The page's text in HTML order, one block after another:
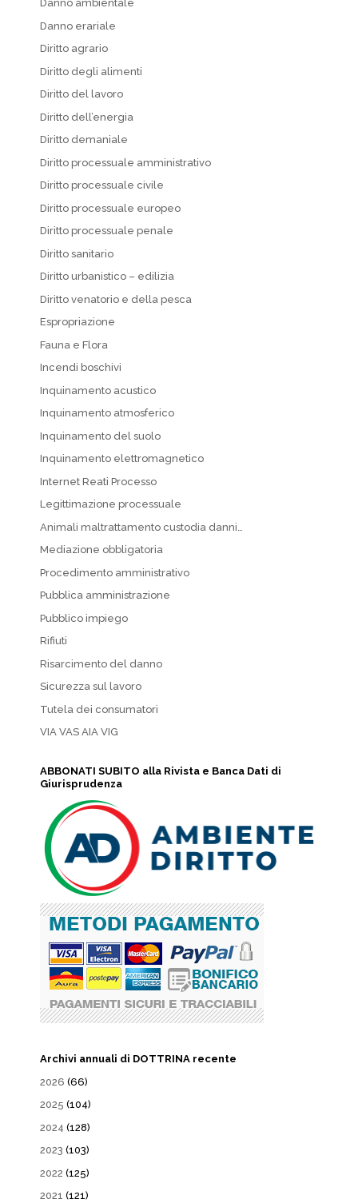
Danno ambientale
Danno erariale
Diritto agrario
Diritto degli alimenti
Diritto del lavoro
Diritto dell’energia
Diritto demaniale
Diritto processuale amministrativo
Diritto processuale civile
Diritto processuale europeo
Diritto processuale penale
Diritto sanitario
Diritto urbanistico – edilizia
Diritto venatorio e della pesca
Espropriazione
Fauna e Flora
Incendi boschivi
Inquinamento acustico
Inquinamento atmosferico
Inquinamento del suolo
Inquinamento elettromagnetico
Internet Reati Processo
Legittimazione processuale
Animali maltrattamento custodia danni…
Mediazione obbligatoria
Procedimento amministrativo
Pubblica amministrazione
Pubblico impiego
Rifiuti
Risarcimento del danno
Sicurezza sul lavoro
Tutela dei consumatori
VIA VAS AIA VIG
ABBONATI SUBITO alla Rivista e Banca Dati di
Giurisprudenza
Archivi annuali di DOTTRINA recente
2026 (66)
2025 (104)
2024 (128)
2023 (103)
2022 (125)
2021 (121)